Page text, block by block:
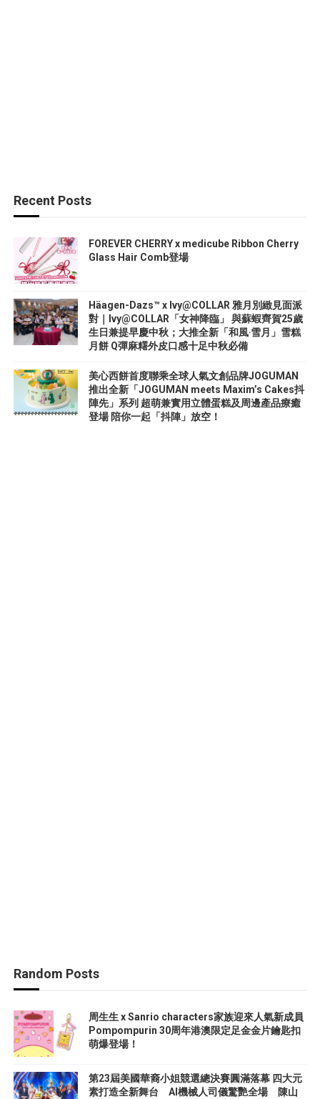
Recent Posts
FOREVER CHERRY x medicube Ribbon Cherry
Glass Hair Comb登場
Häagen-Dazs™ x Ivy@COLLAR 雅月別緻見面派
對｜Ivy@COLLAR「女神降臨」 與蘇蝦齊賀25歲
生日兼提早慶中秋；大推全新「和風‧雪月」雪糕
月餅 Q彈麻糬外皮口感十足中秋必備
美心西餅首度聯乘全球人氣文創品牌JOGUMAN
推出全新「JOGUMAN meets Maxim’s Cakes抖
陣先」系列 超萌兼實用立體蛋糕及周邊產品療癒
登場 陪你一起「抖陣」放空！
Random Posts
周生生 x Sanrio characters家族迎來人氣新成員
Pompompurin 30周年港澳限定足金金片鑰匙扣
萌爆登場！
第23屆美國華裔小姐競選總決賽圓滿落幕 四大元
素打造全新舞台 AI機械人司儀驚艷全場 陳山